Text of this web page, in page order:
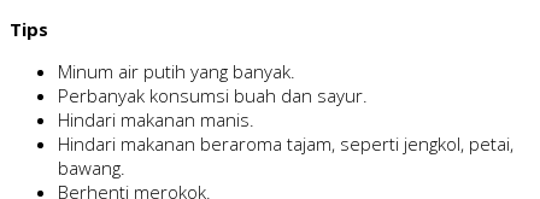
Tips
Minum air putih yang banyak.
Perbanyak konsumsi buah dan sayur.
Hindari makanan manis.
Hindari makanan beraroma tajam, seperti jengkol, petai,
bawang.
Berhenti merokok.